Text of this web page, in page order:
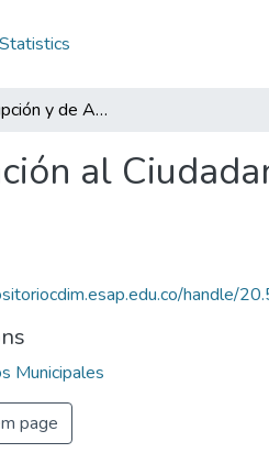
Statistics
Plan Anticorrupción y de Atención al Ciudadano Chivor Bayocá 2013: PAAC Chivor Bayocá 2013
al
handle/
Municipales
page